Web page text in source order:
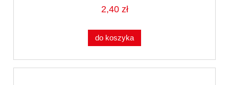
2,40 zł
do koszyka